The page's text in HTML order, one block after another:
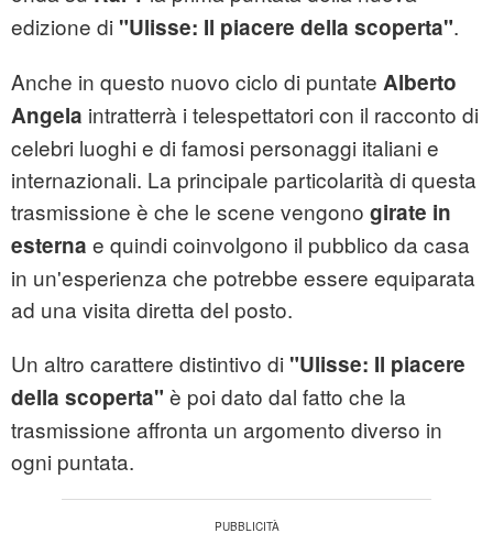
edizione di "Ulisse: Il piacere della scoperta".
Anche in questo nuovo ciclo di puntate Alberto
Angela intratterrà i telespettatori con il racconto di
celebri luoghi e di famosi personaggi italiani e
internazionali. La principale particolarità di questa
trasmissione è che le scene vengono girate in
esterna e quindi coinvolgono il pubblico da casa
in un'esperienza che potrebbe essere equiparata
ad una visita diretta del posto.
Un altro carattere distintivo di "Ulisse: Il piacere
della scoperta" è poi dato dal fatto che la
trasmissione affronta un argomento diverso in
ogni puntata.